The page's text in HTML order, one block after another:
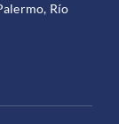
Río